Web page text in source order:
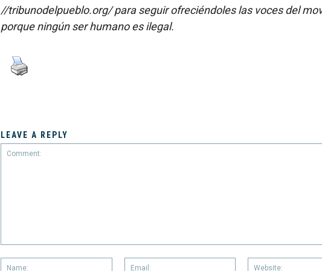
//tribunodelpueblo.org/ para seguir ofreciéndoles las voces del
porque ningún ser humano es ilegal.
LEAVE A REPLY
Name:
Email: